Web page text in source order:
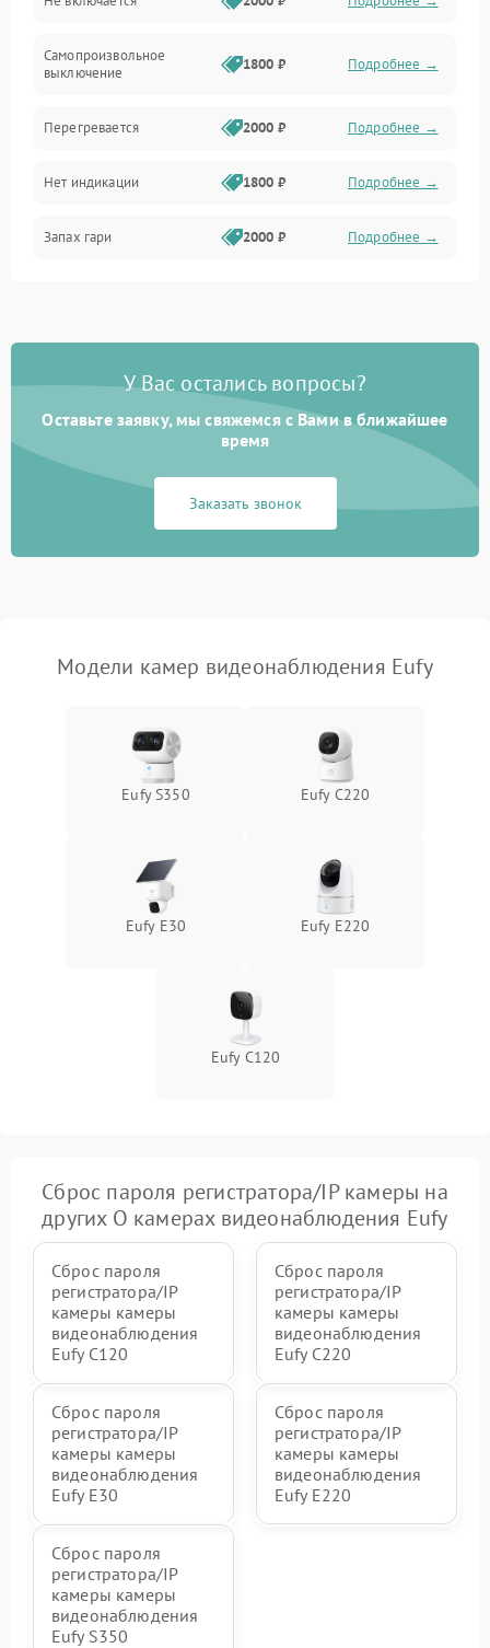
Самопроизвольное
выключение
1800 ₽ Подробнее →
Перегревается 2000 ₽ Подробнее →
Нет индикации 1800 ₽ Подробнее →
Запах гари 2000 ₽ Подробнее →
У Вас остались вопросы?
Оставьте заявку, мы свяжемся с Вами в ближайшее
время
Заказать звонок
Модели камер видеонаблюдения Eufy
Eufy S350 Eufy C220
Eufy E30 Eufy E220
Eufy C120
Сброс пароля регистратора/IP камеры на
других О камерах видеонаблюдения Eufy
Сброс пароля
регистратора/IP
камеры камеры
видеонаблюдения
Eufy C120
Сброс пароля
регистратора/IP
камеры камеры
видеонаблюдения
Eufy C220
Сброс пароля
регистратора/IP
камеры камеры
видеонаблюдения
Eufy E30
Сброс пароля
регистратора/IP
камеры камеры
видеонаблюдения
Eufy E220
Сброс пароля
регистратора/IP
камеры камеры
видеонаблюдения
Eufy S350